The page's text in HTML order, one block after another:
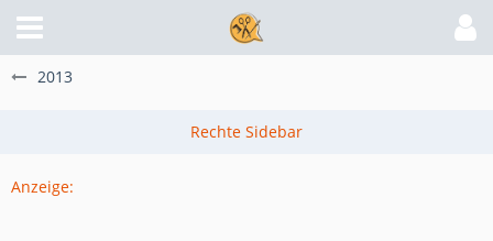
2013
Anzeige: